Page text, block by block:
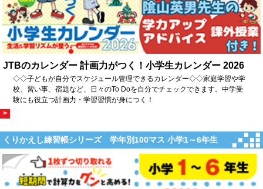
JTBのカレンダー 計画力がつく！小学生カレンダー 2026
◇◇子どもが自分でスケジュール管理できるカレンダー◇◇家庭学習や学
校、習い事、宿題など、日々のTo Doを自分でチェックできます。中学受
験にも役立つ計画力・学習習慣が身につく！
>
くりかえし練習帳シリーズ 学年別100マス 小学1～6年生